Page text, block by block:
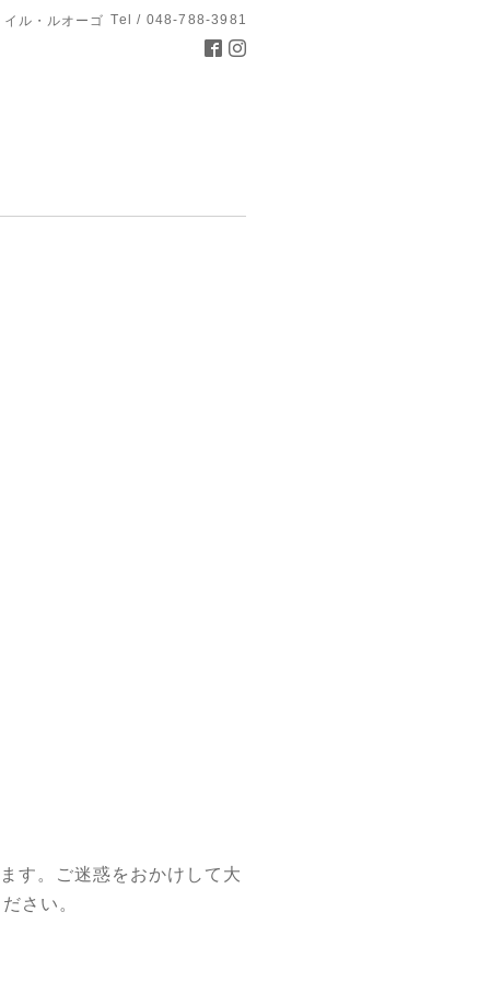
ル・ルオーゴ Tel / 048-788-3981
す。ご迷惑をおかけして大
さい。